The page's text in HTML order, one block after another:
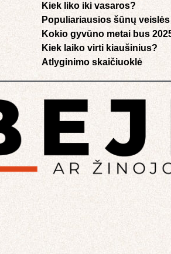
Kiek liko iki vasaros?
Populiariausios šūnų veislės
Kokio gyvūno metai bus
Kiek laiko virti kiaušinius?
Atlyginimo skaičiuoklė​